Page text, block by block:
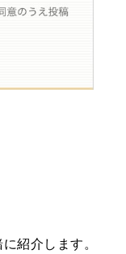
紹介します。